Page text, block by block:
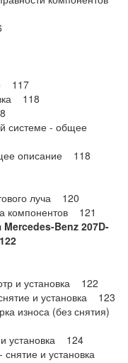
117
118
системе - общее
описание 118
луча 120
компонентов 121
Benz 207D-
и установка 122
и установка 123
износа (без снятия)
и установка 124
и установка